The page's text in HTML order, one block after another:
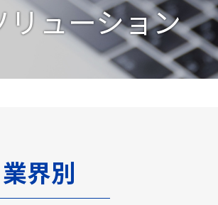
リューション
業界別